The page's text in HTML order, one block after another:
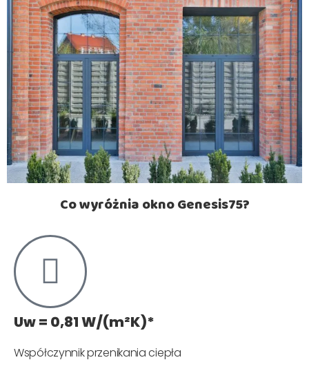
Co wyróżnia okno Genesis75?​
Uw = 0,81 W/(m²K)*
Współczynnik przenikania ciepła